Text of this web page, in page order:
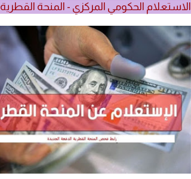
الاستعلام الحكومي المركزي - المنحة القطرية